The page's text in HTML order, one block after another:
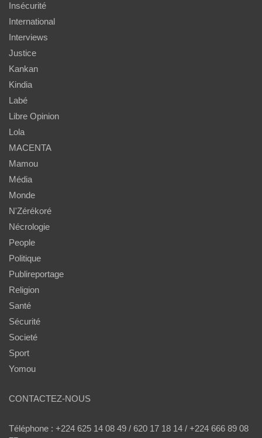
Insécurité
International
Interviews
Justice
Kankan
Kindia
Labé
Libre Opinion
Lola
MACENTA
Mamou
Média
Monde
N'Zérékoré
Nécrologie
People
Politique
Publireportage
Religion
Santé
Sécurité
Societé
Sport
Yomou
CONTACTEZ-NOUS
Téléphone : +224 625 14 08 49 / 620 17 18 14 / +224 666 89 08